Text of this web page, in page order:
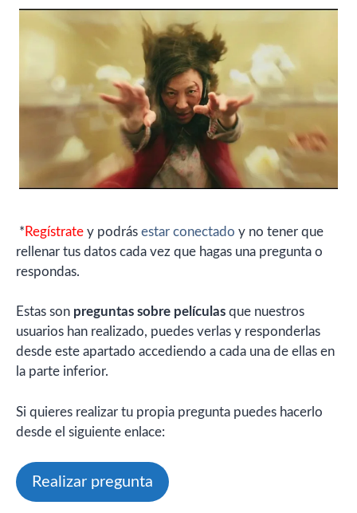
* Regístrate y podrás estar conectado y no tener que
rellenar tus datos cada vez que hagas una pregunta o
respondas.
Estas son preguntas sobre películas que nuestros
usuarios han realizado, puedes verlas y responderlas
desde este apartado accediendo a cada una de ellas en
la parte inferior.
Si quieres realizar tu propia pregunta puedes hacerlo
desde el siguiente enlace:
Realizar pregunta